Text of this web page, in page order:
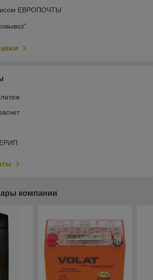
ЕВРОПОЧТЫ
компании